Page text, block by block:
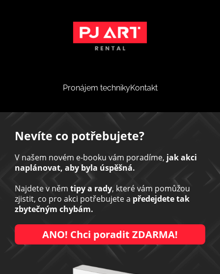
Pronájem technikyKontakt
Nevíte co potřebujete?
V našem novém e-booku vám poradíme, jak akci
naplánovat, aby byla úspěšná.
Najdete v něm tipy a rady, které vám pomůžou
zjistit, co pro akci potřebujete a předejdete tak
zbytečným chybám.
ANO! Chci poradit ZDARMA!